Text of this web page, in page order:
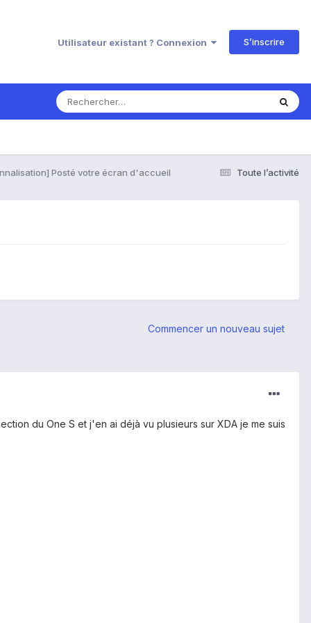
Utilisateur existant ? Connexion S’inscrire
Toute l’activité
Posté votre écran d'accueil
Commencer un nouveau sujet
du One S et j'en ai déjà vu plusieurs sur XDA je me suis